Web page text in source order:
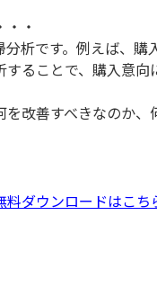
・
析です。例えば、購
ることで、購入意
改善すべきなのか
ダウンロードはこち